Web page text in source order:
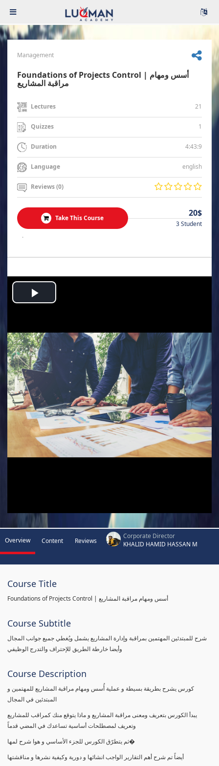
Management
Foundations of Projects Control | أسس ومهام
مراقبة المشاريع
Lectures 21
Quizzes 1
Duration 4:43:9
Language english
Reviews (0)
Take This Course 20$
3 Student
.
Play
Overview Content Reviews
Corporate Director
KHALID HAMID HASSAN M
Course Title
Foundations of Projects Control | أسس ومهام مراقبة المشاريع
Course Subtitle
شرح للمبتدئين المهتمين بمراقبة وإدارة المشاريع يشمل ويُغطي جميع جوانب المجال
وأيضا خارطة الطريق للإحتراف والتدرج الوظيفي
Course Description
كورس يشرح بطريقة بسيطة و عملية أُسس ومهام مراقبة المشاريع للمهتمين و
المبتدئين في المجال
يبدأ الكورس بتعريف ومعنى مراقبة المشاريع و ماذا يتوقع منك كمراقب للمشاريع
وتعريف لمصطلحات أساسية تساعدك في المضي قدماً
ثم يتطرّق الكورس للجزء الأساسي و هوا شرح لمها�
أيضاً تم شرح أهم التقارير الواجب انشائها و دورية وكيفية نشرها و مناقشتها